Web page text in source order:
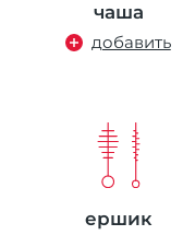
чаша
добавить
ершик